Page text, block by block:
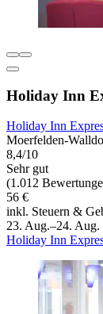
Holiday Inn
Holiday Inn
Moerfelden-
8,4/10
Sehr gut
(1.012
56 €
inkl. Steuern &
23. Aug.–24. Aug.
Holiday Inn